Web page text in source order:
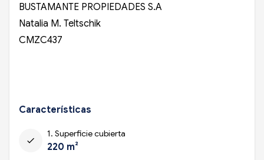
BUSTAMANTE PROPIEDADES S.A
Natalia M. Teltschik
CMZC437
Características
check
1. Superficie cubierta
220 m²